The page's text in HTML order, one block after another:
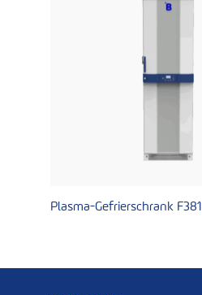
Plasma-Gefrierschrank F381